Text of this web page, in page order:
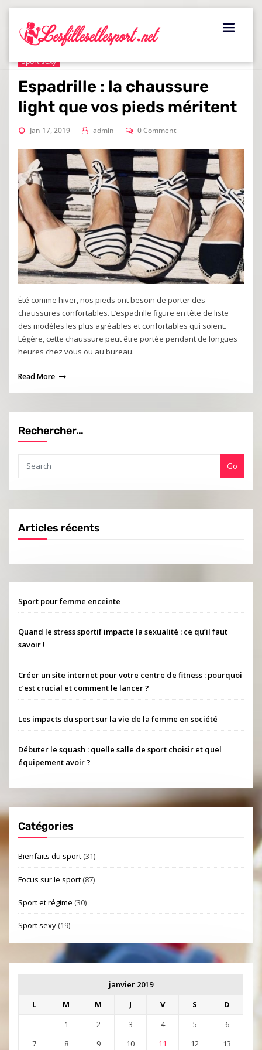
Skip
content
Sport sexy
Espadrille : la chaussure
light que vos pieds méritent
Jan 17, 2019 admin 0 Comment
Été comme hiver, nos pieds ont besoin de porter des
chaussures confortables. L’espadrille figure en tête de liste
des modèles les plus agréables et confortables qui soient.
Légère, cette chaussure peut être portée pendant de longues
heures chez vous ou au bureau.
Read More
Rechercher…
Go
Articles récents
Sport pour femme enceinte
Quand le stress sportif impacte la sexualité : ce qu’il faut
savoir !
Créer un site internet pour votre centre de fitness : pourquoi
c’est crucial et comment le lancer ?
Les impacts du sport sur la vie de la femme en société
Débuter le squash : quelle salle de sport choisir et quel
équipement avoir ?
Catégories
Bienfaits du sport (31)
Focus sur le sport (87)
Sport et régime (30)
Sport sexy (19)
janvier 2019
L
M M J V S
D
1
2 3 4 5
6
7
8 9 10 11 12 13